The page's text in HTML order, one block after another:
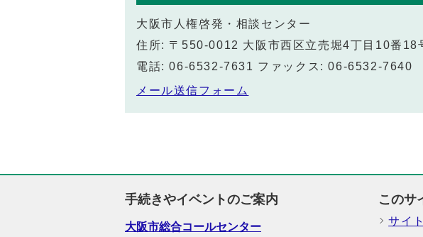
大阪市人権啓発・相談センター
住所: 〒550-0012 大阪市西区立売堀4丁目10番
電話: 06-6532-7631 ファックス: 06-6532-7640
メール送信フォーム
手続きやイベントのご案内
大阪市総合コールセンター
このサ
サイ